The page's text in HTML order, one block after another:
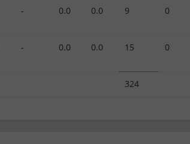
- 0.0 0.0 9 0
- 0.0 0.0 15 0
324